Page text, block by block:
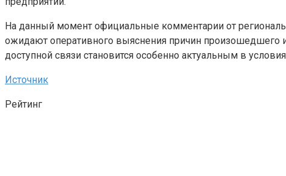
На данный момент официальные комментарии от
ожидают оперативного выяснения причин произошедшего
доступной связи становится особенно актуальным в
Источник
Рейтинг